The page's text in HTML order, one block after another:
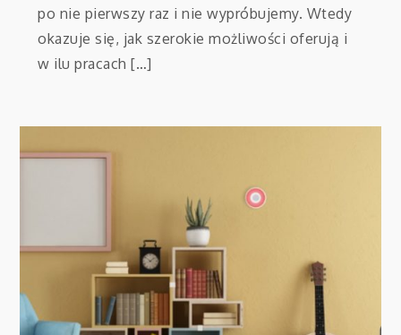
po nie pierwszy raz i nie wypróbujemy. Wtedy
okazuje się, jak szerokie możliwości oferują i
w ilu pracach […]